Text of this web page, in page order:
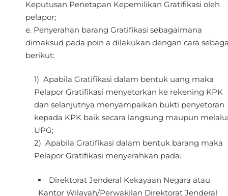
Keputusan Penetapan Kepemilikan Gratifikasi oleh
pelapor;
Penyerahan barang Gratifikasi sebagaimana
dimaksud pada poin a dilakukan dengan cara
berikut:
Apabila Gratifikasi dalam bentuk uang maka
Pelapor Gratifikasi menyetorkan ke rekening KPK
dan selanjutnya menyampaikan bukti penyetoran
kepada KPK baik secara langsung maupun
UPG;
Apabila Gratifikasi dalam bentuk barang maka
Pelapor Gratifikasi menyerahkan pada:
Direktorat Jenderal Kekayaan Negara atau
Kantor Wilayah/Perwakilan Direktorat Jenderal